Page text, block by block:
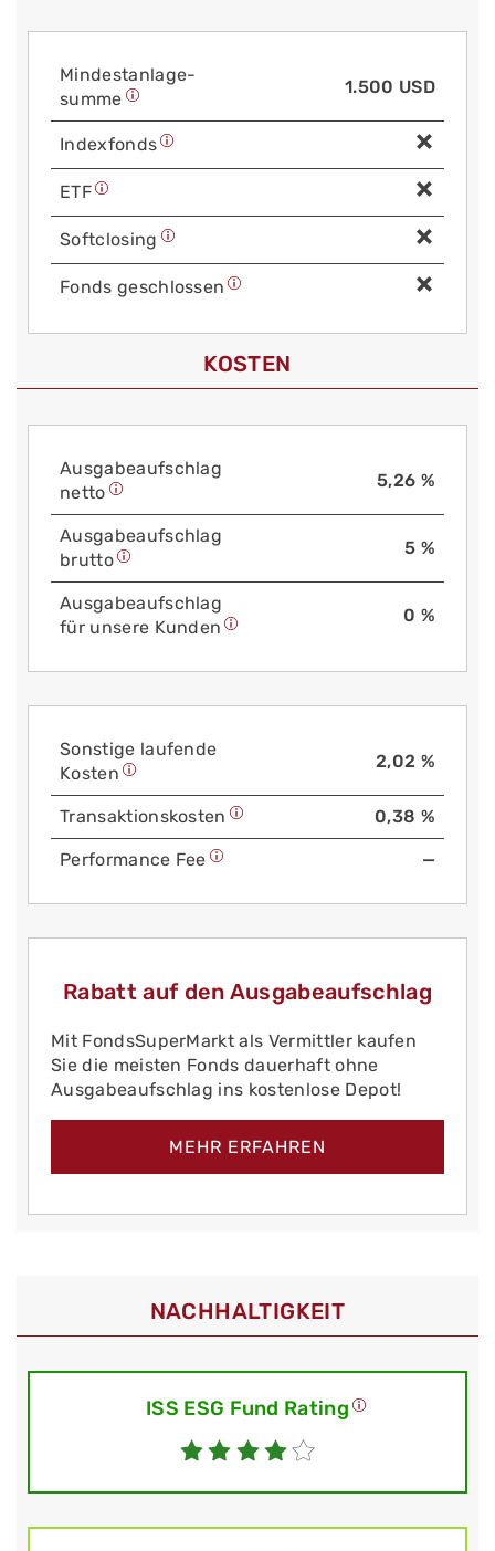
Mindest­anlage­
summe
1.500 USD
Index­fonds
ETF
Soft­closing
Fonds geschlossen
KOSTEN
Aus­gabe­auf­schlag
netto
5,26 %
Aus­gabe­auf­schlag
brutto
5 %
Aus­gabe­auf­schlag
für unsere Kunden
0 %
Sonstige laufende
Kosten
2,02 %
Trans­aktions­kosten 0,38 %
Performance Fee —
Rabatt auf den Ausgabeaufschlag
Mit FondsSuperMarkt als Vermittler kaufen
Sie die meisten Fonds dauerhaft ohne
Ausgabeaufschlag ins kostenlose Depot!
MEHR ERFAHREN
NACHHALTIGKEIT
ISS ESG Fund Rating